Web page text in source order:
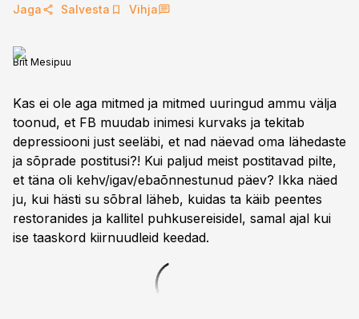
Jaga Salvesta Vihja
Brit Mesipuu
Kas ei ole aga mitmed ja mitmed uuringud ammu välja
toonud, et FB muudab inimesi kurvaks ja tekitab
depressiooni just seeläbi, et nad näevad oma lähedaste
ja sõprade postitusi?! Kui paljud meist postitavad pilte,
et täna oli kehv/igav/ebaõnnestunud päev? Ikka näed
ju, kui hästi su sõbral läheb, kuidas ta käib peentes
restoranides ja kallitel puhkusereisidel, samal ajal kui
ise taaskord kiirnuudleid keedad.